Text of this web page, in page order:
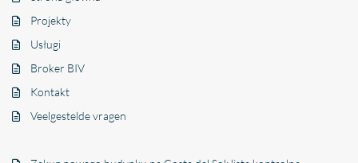
Projekty
Usługi
Broker BIV
Kontakt
Veelgestelde vragen